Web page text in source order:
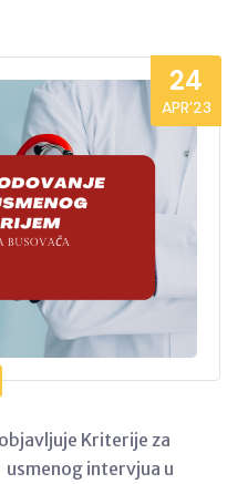
24
APR’23
Kriterije za
intervjua u